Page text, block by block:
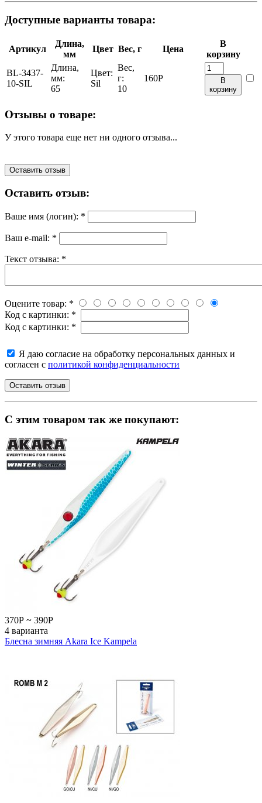
Доступные варианты товара:
Артикул
Длина,
мм
Цвет Вес, г Цена
В
корзину
BL-3437-
10-SIL
Длина,
мм:
65
Цвет:
Sil
Вес,
г:
10
160Р
В
корзину
Отзывы о товаре:
У этого товара еще нет ни одного отзыва...
Оставить отзыв
Оставить отзыв:
Ваше имя (логин): *
Ваш e-mail: *
Текст отзыва: *
Оцените товар: *
Код с картинки: *
Код с картинки: *
Я даю согласие на обработку персональных данных и
согласен с политикой конфиденциальности
C этим товаром так же покупают:
370Р ~ 390Р
4 варианта
Блесна зимняя Akara Ice Kampela